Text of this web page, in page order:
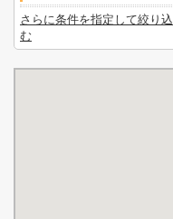
さらに条件を指定して絞り込
む